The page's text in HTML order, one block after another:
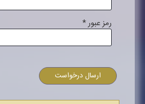
رمز عبور*
ارسال درخواست